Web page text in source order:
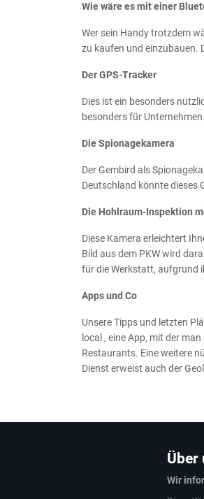
Wie wäre es mit einer
Wer sein Handy trotzdem
zu kaufen und einzubauen.
Der GPS-Tracker
Dies ist ein besonders
besonders für
Die Spionagekamera
Der Gembird als
Deutschland könnte dieses
Die Hohlraum-Inspektion
Diese Kamera erleichtert
Bild aus dem PKW wird
für die Werkstatt, aufgrund
Apps und Co
Unsere Tipps und letzten
local , eine App, mit der
Restaurants. Eine weitere
Dienst erweist auch der
Über
Wir